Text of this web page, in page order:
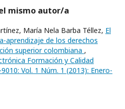
mismo autor/a
María Nela Barba Téllez, El
aprendizaje de los derechos
superior colombiana ,
Formación y Calidad
Vol. 1 Núm. 1 (2013): Enero-